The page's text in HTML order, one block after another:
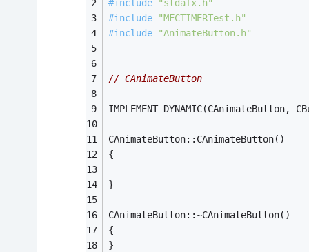
#include
"stdafx.h"
#include
"MFCTIMERTest.h"
#include "AnimateButton.h"
// CAnimateButton
IMPLEMENT_DYNAMIC(CAnimateButton,
CAnimateButton::CAnimateButton()
{
}
CAnimateButton::~CAnimateButton()
{
}